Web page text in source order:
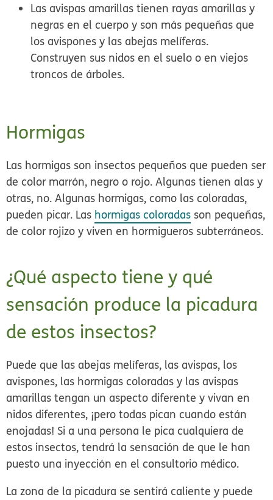
Las avispas amarillastienen rayas amarillas y
negras en el cuerpo y son más pequeñas que
los avispones y las abejas melíferas.
Construyen sus nidos en el suelo o en viejos
troncos de árboles.
Hormigas
Las hormigas son insectos pequeños que pueden ser
de color marrón, negro o rojo. Algunas tienen alas y
otras, no. Algunas hormigas, como las coloradas,
pueden picar. Las hormigas coloradas son pequeñas,
de color rojizo y viven en hormigueros subterráneos.
¿Qué aspecto tiene y qué
sensación produce la picadura
de estos insectos?
Puede que las abejas melíferas, las avispas, los
avispones, las hormigas coloradas y las avispas
amarillas tengan un aspecto diferente y vivan en
nidos diferentes, ¡pero todas pican cuando están
enojadas! Si a una persona le pica cualquiera de
estos insectos, tendrá la sensación de que le han
puesto una inyección en el consultorio médico.
La zona de la picadura se sentirá caliente y puede